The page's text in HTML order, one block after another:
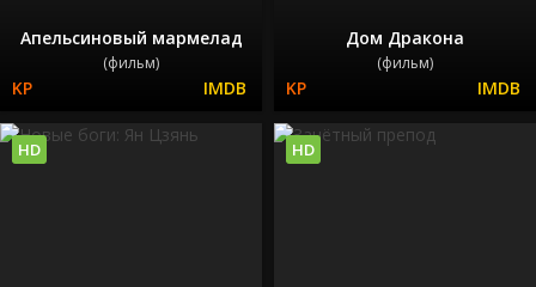
Апельсиновый мармелад
(фильм)
Дом Дракона
(фильм)
HD HD